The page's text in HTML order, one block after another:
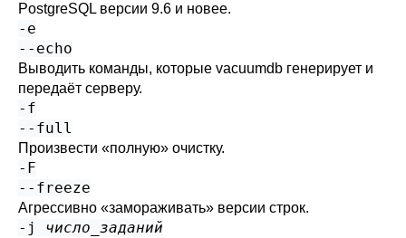
PostgreSQL версии 9.6 и новее.
-e
--echo
Выводить команды, которые vacuumdb генерирует и
передаёт серверу.
-f
--full
Произвести «полную» очистку.
-F
--freeze
Агрессивно «замораживать» версии строк.
-j число_заданий